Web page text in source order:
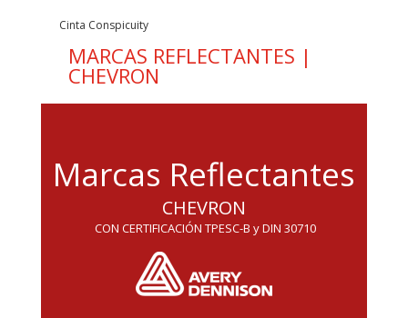
Cinta Conspicuity
MARCAS REFLECTANTES |
CHEVRON
Marcas Reflectantes
CHEVRON
CON CERTIFICACIÓN TPESC-B y DIN 30710